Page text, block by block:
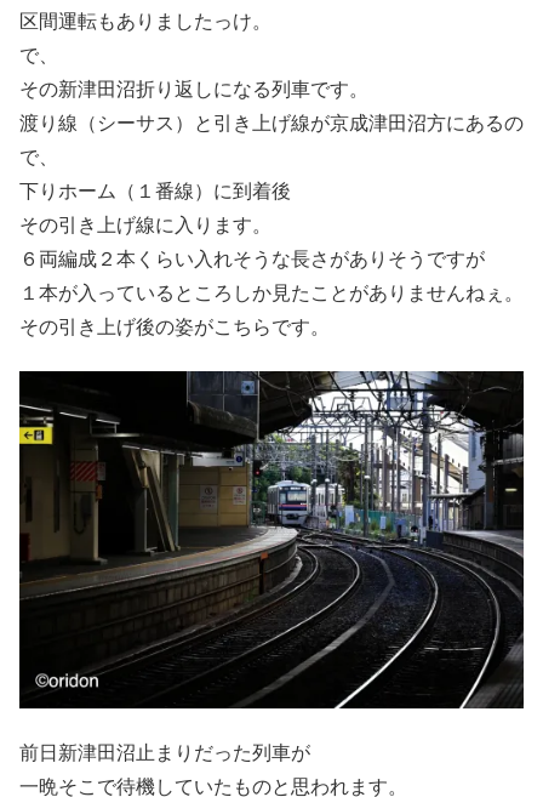
区間運転もありましたっけ。
で、
その新津田沼折り返しになる列車です。
渡り線（シーサス）と引き上げ線が京成津田沼方にあるの
で、
下りホーム（１番線）に到着後
その引き上げ線に入ります。
６両編成２本くらい入れそうな長さがありそうですが
１本が入っているところしか見たことがありませんねぇ。
その引き上げ後の姿がこちらです。
前日新津田沼止まりだった列車が
一晩そこで待機していたものと思われます。